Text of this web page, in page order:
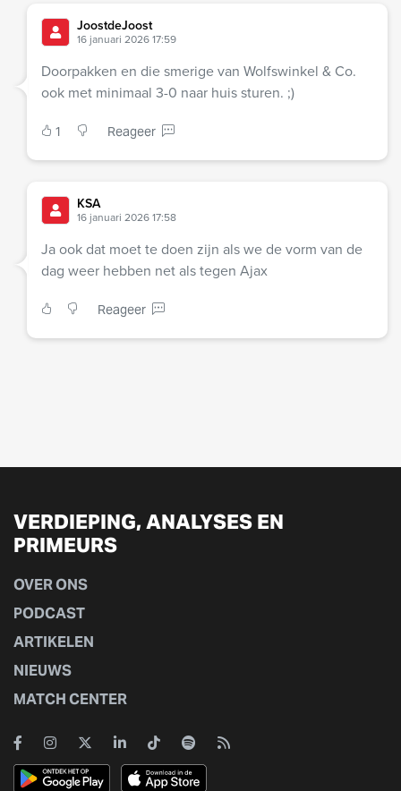
JoostdeJoost
16 januari 2026 17:59
Doorpakken en die smerige van Wolfswinkel & Co.
ook met minimaal 3-0 naar huis sturen. ;)
1 Reageer
KSA
16 januari 2026 17:58
Ja ook dat moet te doen zijn als we de vorm van de
dag weer hebben net als tegen Ajax
Reageer
VERDIEPING, ANALYSES EN
PRIMEURS
OVER ONS
PODCAST
ARTIKELEN
NIEUWS
MATCH CENTER